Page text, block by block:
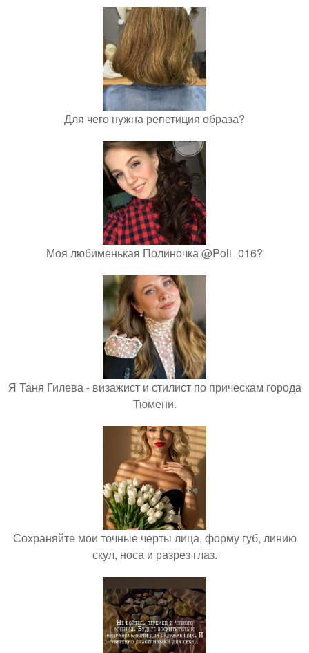
Для чего нужна репетиция образа?
Моя любименькая Полиночка @Poli_016?
Я Таня Гилева - визажист и стилист по прическам города
Тюмени.
Сохраняйте мои точные черты лица, форму губ, линию
скул, носа и разрез глаз.